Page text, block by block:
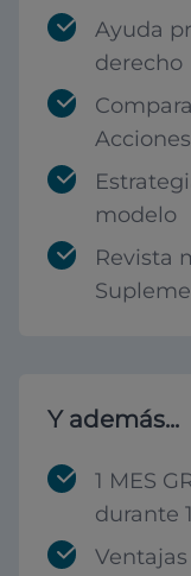
Ayuda
derecho
Acciones
modelo
Revista
Y además...
1 MES
durante